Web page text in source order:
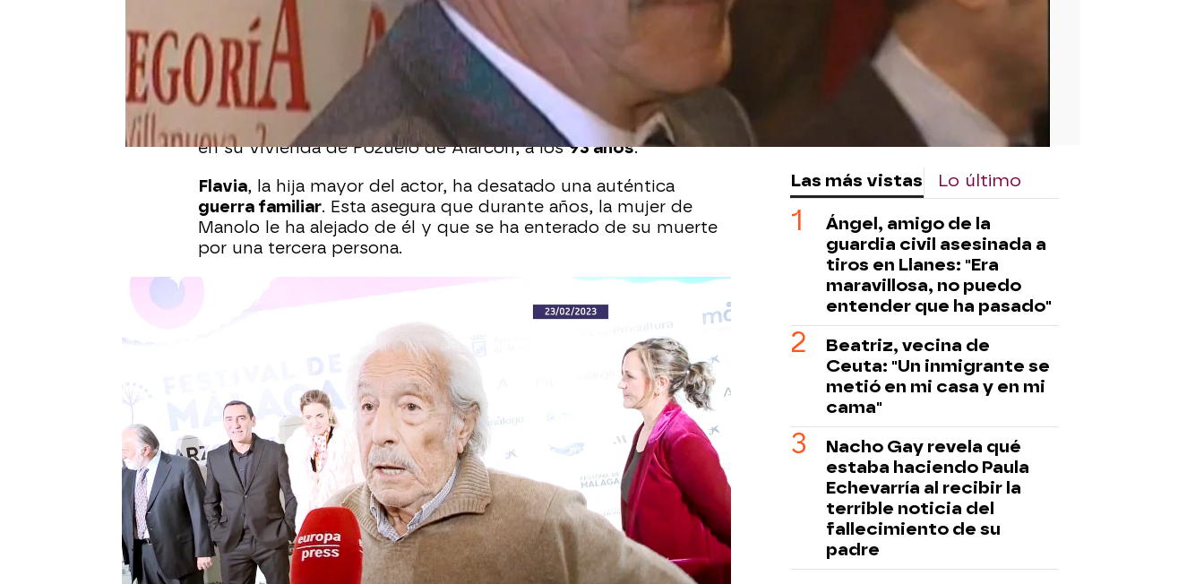
La muerte de Manolo Zarzo deja huérfano al cine español. El
actor acumulaba más de 100 películas, entre ellas algunas de
las más importantes de nuestro país, como
santos inocentes
Manolo, que se había operado recientemente del corazón y a
quien le habían puesto un
marcapasos
, ha fallecido este lunes
en su vivienda de Pozuelo de Alarcón, a los93 años.
Flavia, la hija mayor del actor, ha desatado una auténtica
guerra familiar. Esta asegura que durante años, la mujer de
Manolo le ha alejado de él y que se ha enterado de su muerte
por una tercera persona.
Nuestra colaboradora Paloma García-Pelayoha podido hablar
con la otra parte de la familia, específicamente con
David
, hijo del primer matrimonio de Manolo Zarzo. Este carga
duramente contra su hermana.
"Dicen que
no querían que fuera Flavia al tanatoriopor el
conflicto que tenía con su padre", señala García-Pelayo. Según
ellos, Manolo verbalizó en vida que n o quería que su hija
estuviera en su despedida.
Flavia ha acudido al tanatorio a despedirse de su padre, pese a
que su familia le ha pedido que no fuera. ¿Cómo reaccionarán
a su presencia?
Las más vistas Lo último
Ángel, amigo de la
guardia civil asesinada a
tiros en Llanes: "Era
maravillosa, no puedo
entender que ha pasado"
Beatriz, vecina de
Ceuta: "Un inmigrante se
metió en mi casa y en mi
cama"
Nacho Gay revela qué
estaba haciendo Paula
Echevarría al recibir la
terrible noticia del
fallecimiento de su
padre